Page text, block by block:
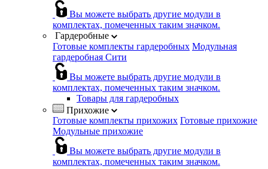
Вы можете выбрать другие модули в
комплектах, помеченных таким значком.
Гардеробные
Готовые комплекты гардеробных Модульная
гардеробная Сити
Вы можете выбрать другие модули в
комплектах, помеченных таким значком.
Товары для гардеробных
Прихожие
Готовые комплекты прихожих Готовые прихожие
Модульные прихожие
Вы можете выбрать другие модули в
комплектах, помеченных таким значком.